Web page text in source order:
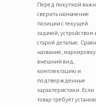
Перед покупкой
сверить назначение
позиции с текущей
задачей, устройством
старой деталью.
название, маркировку,
внешний вид,
комплектацию и
подтвержденные
характеристики. Если
товар требует